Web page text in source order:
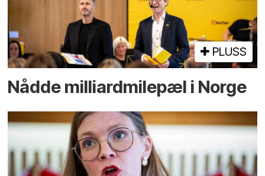
PLUSS
Nådde milliard­­milepæl i Norge